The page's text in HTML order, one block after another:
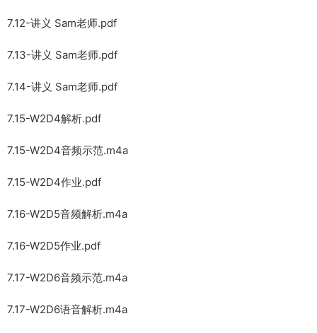
7.12-讲义 Sam老师.pdf
7.13-讲义 Sam老师.pdf
7.14-讲义 Sam老师.pdf
7.15-W2D4解析.pdf
7.15-W2D4音频示范.m4a
7.15-W2D4作业.pdf
7.16-W2D5音频解析.m4a
7.16-W2D5作业.pdf
7.17-W2D6音频示范.m4a
7.17-W2D6语音解析.m4a